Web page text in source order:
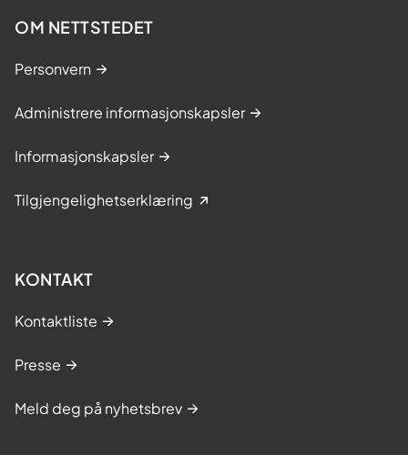
OM NETTSTEDET
Personvern
Administrere informasjonskapsler
Informasjonskapsler
Tilgjengelighetserklæring
KONTAKT
Kontaktliste
Presse
Meld deg på nyhetsbrev